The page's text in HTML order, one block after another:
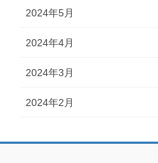
2024年5月
2024年4月
2024年3月
2024年2月